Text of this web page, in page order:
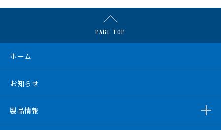
PAGE TOP
ホーム
お知らせ
製品情報